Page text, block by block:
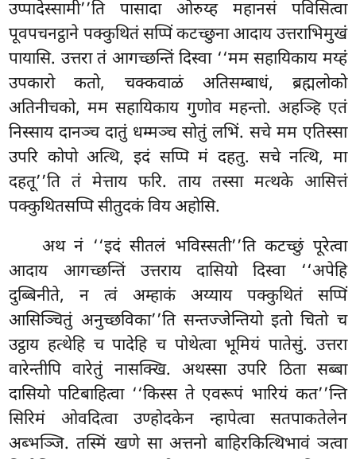
उप्पादेस्सामी’’ति पासादा ओरुय्ह महानसं पविसित्वा
पूवपचनट्ठाने पक्कुथितं सप्पिं कटच्छुना आदाय उत्तराभिमुखं
पायासि. उत्तरा तं आगच्छन्तिं दिस्वा ‘‘मम सहायिकाय मय्हं
उपकारो कतो, चक्कवाळं अतिसम्बाधं, ब्रह्मलोको
अतिनीचको, मम सहायिकाय गुणोव महन्तो. अहञ्हि एतं
निस्साय दानञ्च दातुं धम्मञ्च सोतुं लभिं. सचे मम एतिस्सा
उपरि कोपो अत्थि, इदं सप्पि मं दहतु. सचे नत्थि, मा
दहतू’’ति तं मेत्ताय फरि. ताय तस्सा मत्थके आसित्तं
पक्कुथितसप्पि सीतुदकं विय अहोसि.
अथ नं ‘‘इदं सीतलं भविस्सती’’ति कटच्छुं पूरेत्वा
आदाय आगच्छन्तिं उत्तराय दासियो दिस्वा ‘‘अपेहि
दुब्बिनीते, न त्वं अम्हाकं अय्याय पक्कुथितं सप्पिं
आसिञ्चितुं अनुच्छविका’’ति सन्तज्जेन्तियो इतो चितो च
उट्ठाय हत्थेहि च पादेहि च पोथेत्वा भूमियं पातेसुं. उत्तरा
वारेन्तीपि वारेतुं नासक्खि. अथस्सा उपरि ठिता सब्बा
दासियो पटिबाहित्वा ‘‘किस्स ते एवरूपं भारियं कत’’न्ति
सिरिमं ओवदित्वा उण्होदकेन न्हापेत्वा सतपाकतेलेन
अब्भञ्जि. तस्मिं खणे सा अत्तनो बाहिरकित्थिभावं ञत्वा